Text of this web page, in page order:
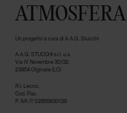
ATMOSFERA
Un progetto a cura di A.A.G. Stucchi
A.A.G. STUCCHI s.r.l. u.s.
Via IV Novembre 30/32,
23854 Olginate (LC)
R.I. Lecco,
Cod. Fisc.
P. IVA IT 02855630139